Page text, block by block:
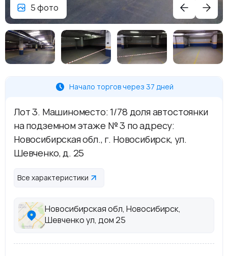
5 фото
Начало торгов через 37 дней
Лот 3. Машиноместо: 1/78 доля автостоянки
на подземном этаже № 3 по адресу:
Новосибирская обл., г. Новосибирск, ул.
Шевченко, д. 25
Все характеристики
Новосибирская обл, Новосибирск,
Шевченко ул, дом 25